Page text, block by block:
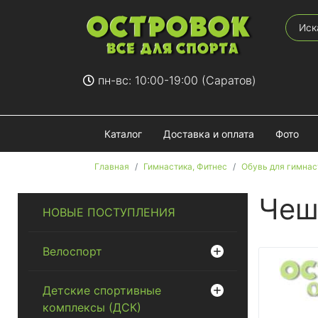
пн-вс: 10:00-19:00 (Саратов)
Каталог Доставка и оплата Фото
Главная Гимнастика, Фитнес Обувь для
НОВЫЕ ПОСТУПЛЕНИЯ
Велоспорт
Детские спортивные
комплексы (ДСК)